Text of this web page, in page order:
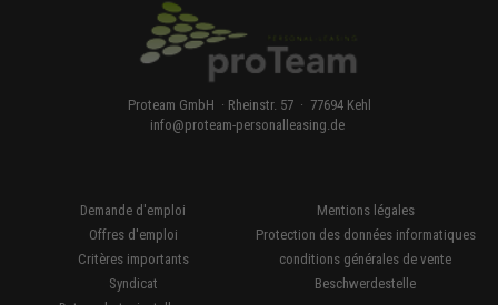
Proteam GmbH · Rheinstr. 57 · 77694 Kehl
info@proteam-personalleasing.de
Demande d'emploi
Mentions légales
Offres d'emploi
Protection des données informatiques
Critères importants
conditions générales de vente
Syndicat
Beschwerdestelle